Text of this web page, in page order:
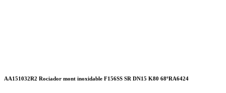
AA151032R2 Rociador mont inoxidable F156SS SR DN15 K80 68ºRA6424